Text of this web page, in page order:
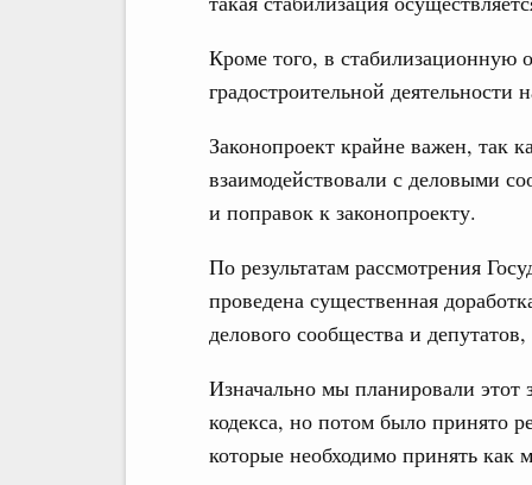
Кроме того, в стабилизационную
градостроительной деятельности
Законопроект крайне важен, так
взаимодействовали с деловыми
и поправок к законопроекту.
По результатам рассмотрения
проведена существенная
делового сообщества и
Изначально мы планировали этот
кодекса, но потом было принято
которые необходимо принять как